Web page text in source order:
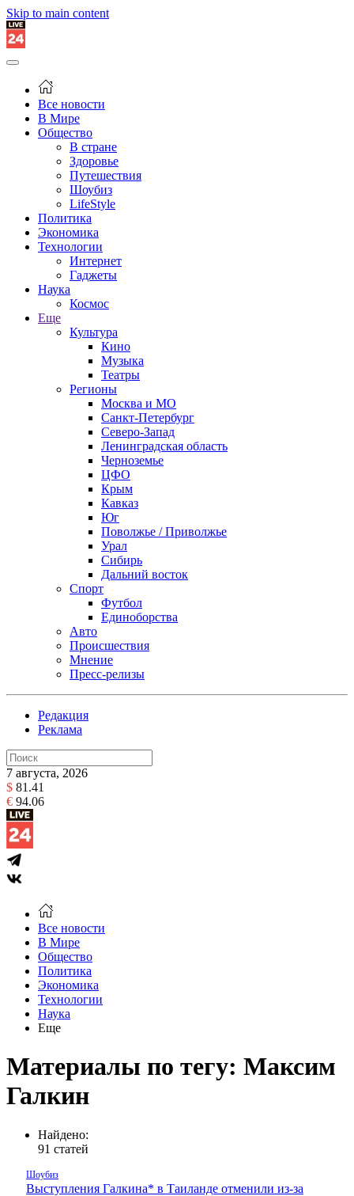
Skip to main content
Все новости
В Мире
Общество
В стране
Здоровье
Путешествия
Шоубиз
LifeStyle
Политика
Экономика
Технологии
Интернет
Гаджеты
Наука
Космос
Еще
Культура
Кино
Музыка
Театры
Регионы
Москва и МО
Санкт-Петербург
Северо-Запад
Ленинградская область
Черноземье
ЦФО
Крым
Кавказ
Юг
Поволжье / Приволжье
Урал
Сибирь
Дальний восток
Спорт
Футбол
Единоборства
Авто
Происшествия
Мнение
Пресс-релизы
Редакция
Реклама
7 августа, 2026
$ 81.41
€ 94.06
Все новости
В Мире
Общество
Политика
Экономика
Технологии
Наука
Еще
Материалы по тегу: Максим
Галкин
Найдено:
91 статей
Шоубиз
Выступления Галкина* в Таиланде отменили из-за